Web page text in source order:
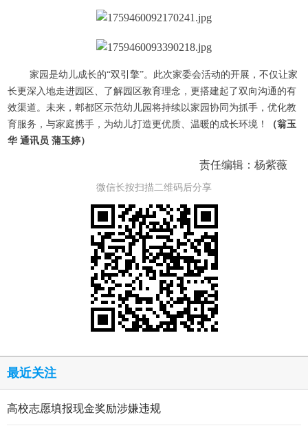
家园是幼儿成长的“双引擎”。此次家委会活动的开展，不仅让家
长更深入地走进园区、了解园区教育理念，更搭建起了双向沟通的有
效渠道。未来，郫都区示范幼儿园将持续以家园协同为抓手，优化教
育服务，与家庭携手，为幼儿打造更优质、温暖的成长环境！
（翁玉
华 通讯员 蒲玉婷）
责任编辑：杨紫薇
微信长按扫描二维码后分享
最近关注
高校志愿填报现金奖励涉嫌违规